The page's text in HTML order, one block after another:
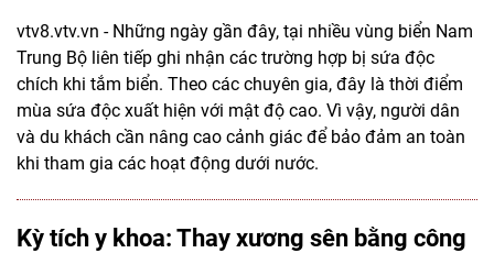
vtv8.vtv.vn - Những ngày gần đây, tại nhiều vùng biển Nam
Trung Bộ liên tiếp ghi nhận các trường hợp bị sứa độc
chích khi tắm biển. Theo các chuyên gia, đây là thời điểm
mùa sứa độc xuất hiện với mật độ cao. Vì vậy, người dân
và du khách cần nâng cao cảnh giác để bảo đảm an toàn
khi tham gia các hoạt động dưới nước.
Kỳ tích y khoa: Thay xương sên bằng công